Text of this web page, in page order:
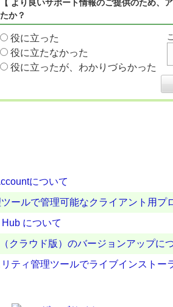
【 より良いサポート情報のご提供のため
たか？
役に立った
役に立たなかった
役に立ったが、わかりづらかった
について
ールで管理可能なクライアント用プ
について
クラウド版）のバージョンアップに
ティ管理ツールでライブインストー